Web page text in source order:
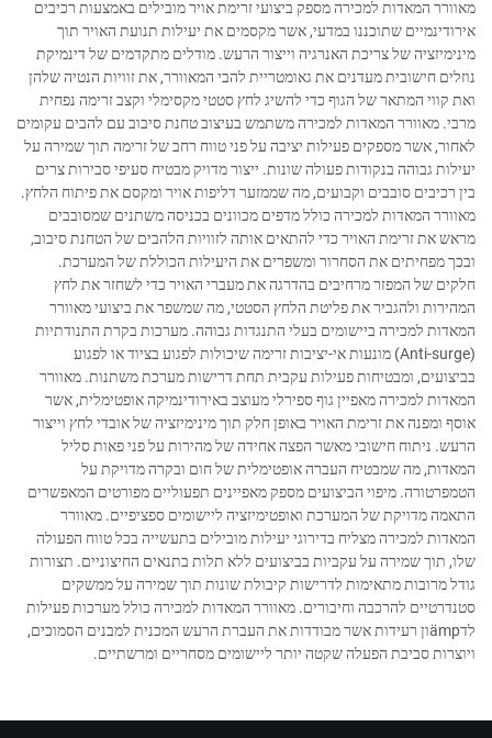
מאוורר המאדות למכירה מספק ביצועי זרימת אויר מובילים באמצעות רכיבים
אירודינמיים שתוכננו במדעי, אשר מקסמים את יעילות תנועת האויר תוך
מינימיזציה של צריכת האנרגיה וייצור הרעש. מודלים מתקדמים של דינמיקת
נוזלים חישובית מעדנים את גאומטריית להבי המאוורר, את זוויות הנטיה שלהן
ואת קווי המתאר של הגוף כדי להשיג לחץ סטטי מקסימלי וקצב זרימה נפחית
מרבי. מאוורר המאדות למכירה משתמש בעיצוב טחנת סיבוב עם להבים עקומים
לאחור, אשר מספקים פעילות יציבה על פני טווח רחב של זרימה תוך שמירה על
יעילות גבוהה בנקודות פעולה שונות. ייצור מדויק מבטיח סעיפי סבירות צרים
בין רכיבים סובבים וקבועים, מה שממזער דליפות אויר ומקסם את פיתוח הלחץ.
מאוורר המאדות למכירה כולל מדפים מכוונים בכניסה משתנים שמסובבים
מראש את זרימת האויר כדי להתאים אותה לזוויות הלהבים של הטחנת סיבוב,
ובכך מפחיתים את הסחרור ומשפרים את היעילות הכוללת של המערכת.
חלקים של המפזר מרחיבים בהדרגה את מעברי האויר כדי לשחזר את לחץ
המהירות ולהגביר את פליטת הלחץ הסטטי, מה שמשפר את ביצועי מאוורר
המאדות למכירה ביישומים בעלי התנגדות גבוהה. מערכות בקרת התנודתיות
(Anti-surge) מונעות אי-יציבות זרימה שיכולות לפגוע בציוד או לפגוע
בביצועים, ומבטיחות פעילות עקבית תחת דרישות מערכת משתנות. מאוורר
המאדות למכירה מאפיין גוף ספירלי מעוצב באירודינמיקה אופטימלית, אשר
אוסף ומפנה את זרימת האויר באופן חלק תוך מינימיזציה של אובדי לחץ וייצור
הרעש. ניתוח חישובי מאשר הפצה אחידה של מהירות על פני פאות סליל
המאדות, מה שמבטיח העברה אופטימלית של חום ובקרה מדויקת על
הטמפרטורה. מיפוי הביצועים מספק מאפיינים תפעוליים מפורטים המאפשרים
התאמה מדויקת של המערכת ואופטימיזציה ליישומים ספציפיים. מאוורר
המאדות למכירה מצליח בדירוגי יעילות מובילים בתעשייה בכל טווח הפעולה
שלו, תוך שמירה על עקביות בביצועים ללא תלות בתנאים החיצוניים. תצורות
גודל מרובות מתאימות לדרישות קיבולת שונות תוך שמירה על ממשקים
סטנדרטיים להרכבה וחיבורים. מאוורר המאדות למכירה כולל מערכות פעילות
לדämpון רעידות אשר מבודדות את העברת הרעש המכנית למבנים הסמוכים,
ויוצרות סביבת הפעלה שקטה יותר ליישומים מסחריים ומרשתיים.